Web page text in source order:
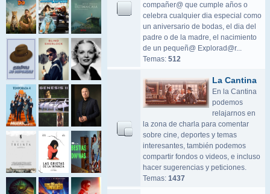
compañer@ que cumple años o
celebra cualquier dia especial como
un aniversario de bodas, el dia del
padre o de la madre, el nacimiento
de un pequeñ@ Explorad@r...
Temas: 512
La Cantina
En la Cantina
podemos
relajarnos en
la zona de charla para comentar
sobre cine, deportes y temas
interesantes, también podemos
compartir fondos o videos, e incluso
hacer sugerencias y peticiones.
Temas: 1437